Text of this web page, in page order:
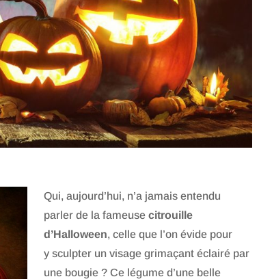
Qui, aujourd’hui, n’a jamais entendu
parler de la fameuse citrouille
d’Halloween, celle que l’on évide pour
y sculpter un visage grimaçant éclairé par
une bougie ? Ce légume d’une belle